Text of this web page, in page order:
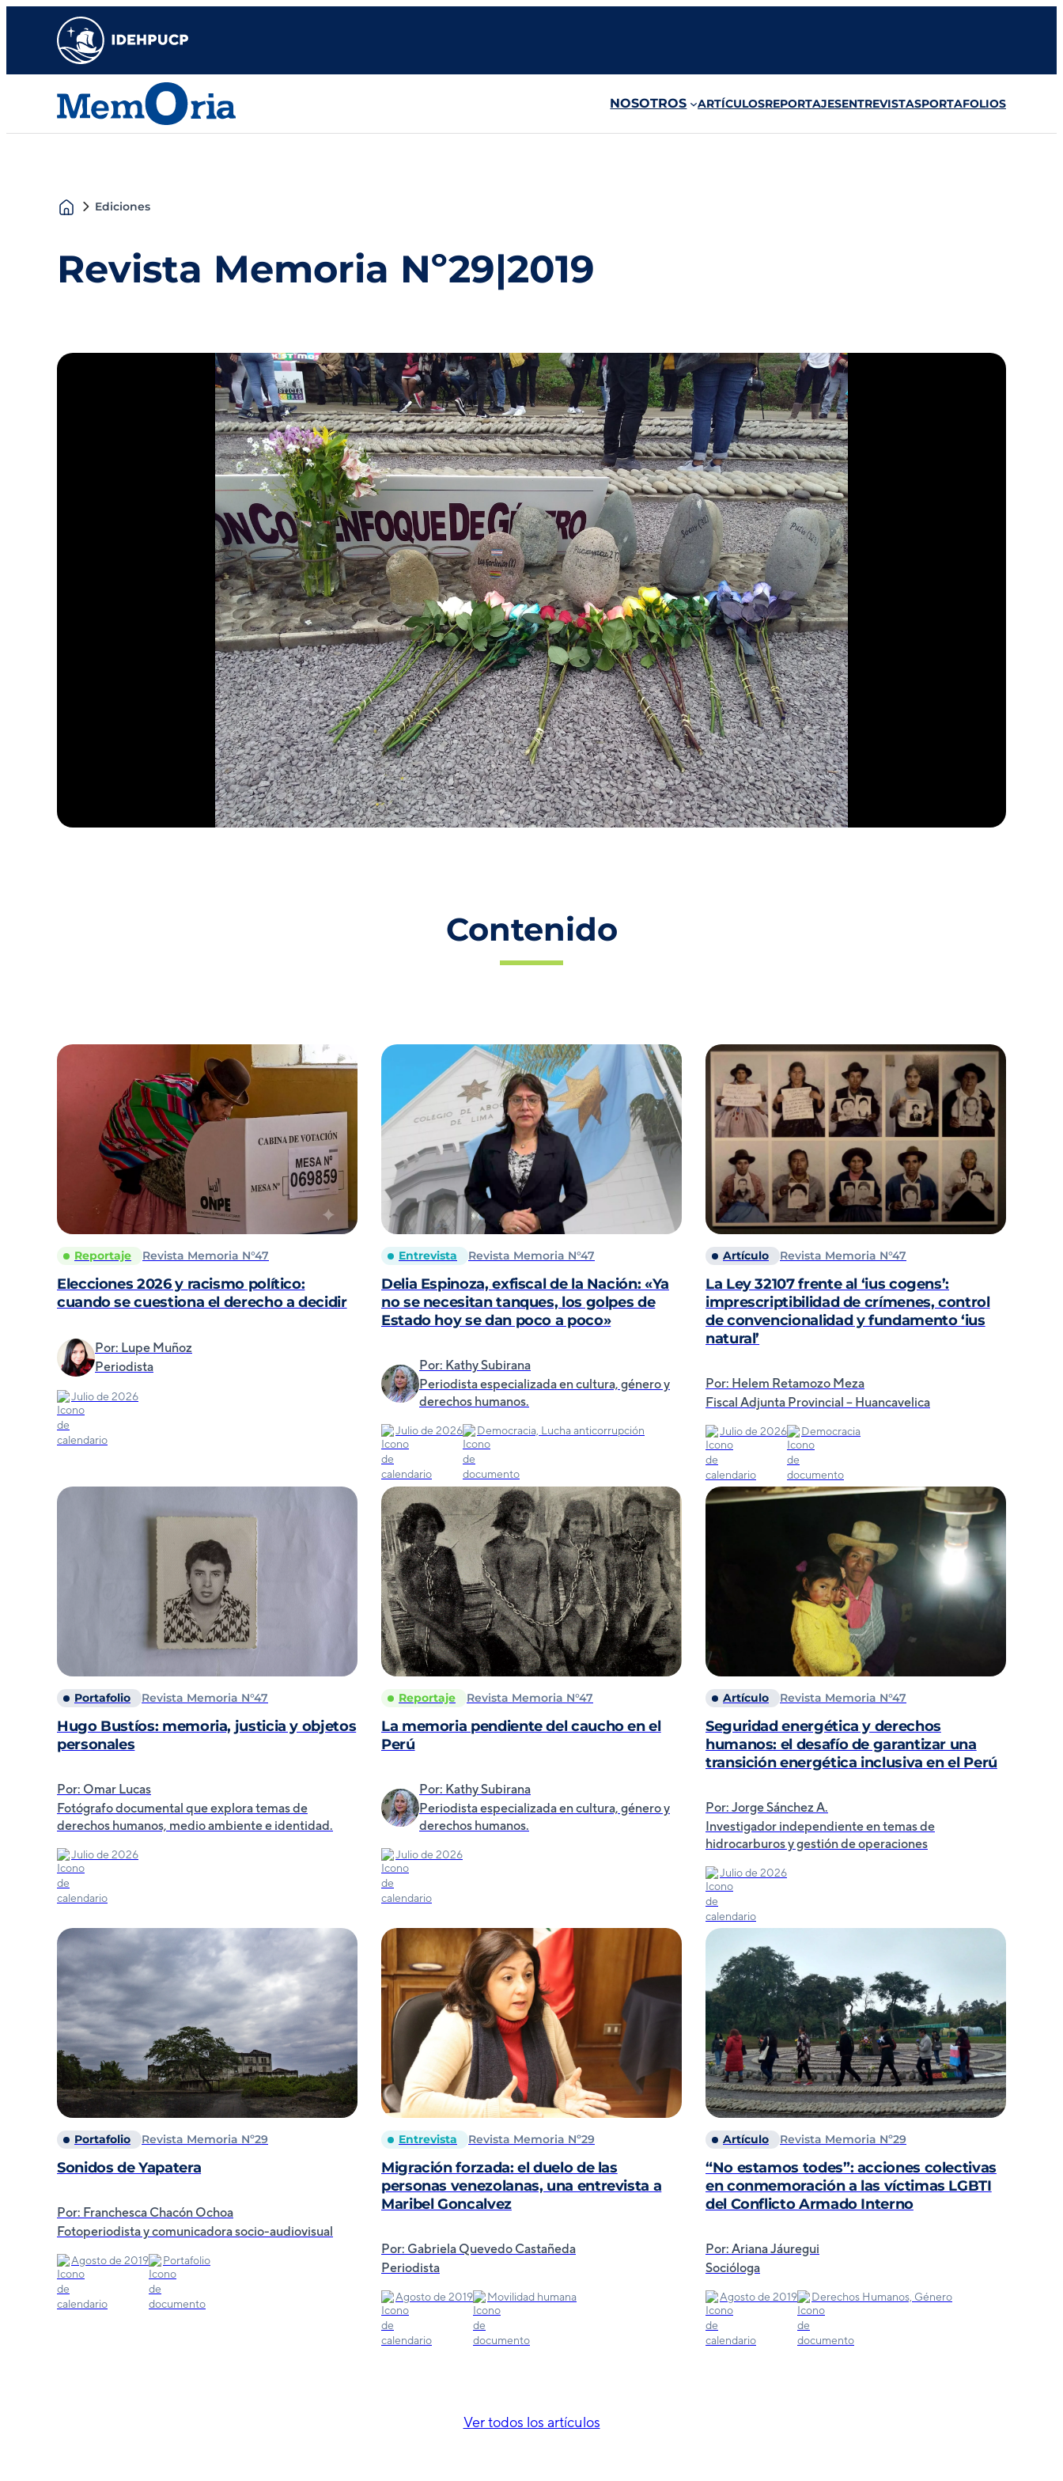
NOSOTROS ARTÍCULOSREPORTAJESENTREVISTASPORTAFOLIOS
Ediciones
Revista Memoria Nº29|2019
Contenido
Reportaje Revista Memoria N°47
Elecciones 2026 y racismo político:
cuando se cuestiona el derecho a decidir
Por: Lupe Muñoz
Periodista
Julio de 2026
Entrevista Revista Memoria N°47
Delia Espinoza, exfiscal de la Nación: «Ya
no se necesitan tanques, los golpes de
Estado hoy se dan poco a poco»
Por: Kathy Subirana
Periodista especializada en cultura, género y
derechos humanos.
Julio de 2026 Democracia, Lucha anticorrupción
Artículo Revista Memoria N°47
La Ley 32107 frente al ‘ius cogens’:
imprescriptibilidad de crímenes, control
de convencionalidad y fundamento ‘ius
natural’
Por: Helem Retamozo Meza
Fiscal Adjunta Provincial – Huancavelica
Julio de 2026 Democracia
Portafolio Revista Memoria N°47
Hugo Bustíos: memoria, justicia y objetos
personales
Por: Omar Lucas
Fotógrafo documental que explora temas de
derechos humanos, medio ambiente e identidad.
Julio de 2026
Reportaje Revista Memoria N°47
La memoria pendiente del caucho en el
Perú
Por: Kathy Subirana
Periodista especializada en cultura, género y
derechos humanos.
Julio de 2026
Artículo Revista Memoria N°47
Seguridad energética y derechos
humanos: el desafío de garantizar una
transición energética inclusiva en el Perú
Por: Jorge Sánchez A.
Investigador independiente en temas de
hidrocarburos y gestión de operaciones
Julio de 2026
Portafolio Revista Memoria Nº29
Sonidos de Yapatera
Por: Franchesca Chacón Ochoa
Fotoperiodista y comunicadora socio-audiovisual
Agosto de 2019 Portafolio
Entrevista Revista Memoria Nº29
Migración forzada: el duelo de las
personas venezolanas, una entrevista a
Maribel Goncalvez
Por: Gabriela Quevedo Castañeda
Periodista
Agosto de 2019 Movilidad humana
Artículo Revista Memoria Nº29
“No estamos todes”: acciones colectivas
en conmemoración a las víctimas LGBTI
del Conflicto Armado Interno
Por: Ariana Jáuregui
Socióloga
Agosto de 2019 Derechos Humanos, Género
Ver todos los artículos